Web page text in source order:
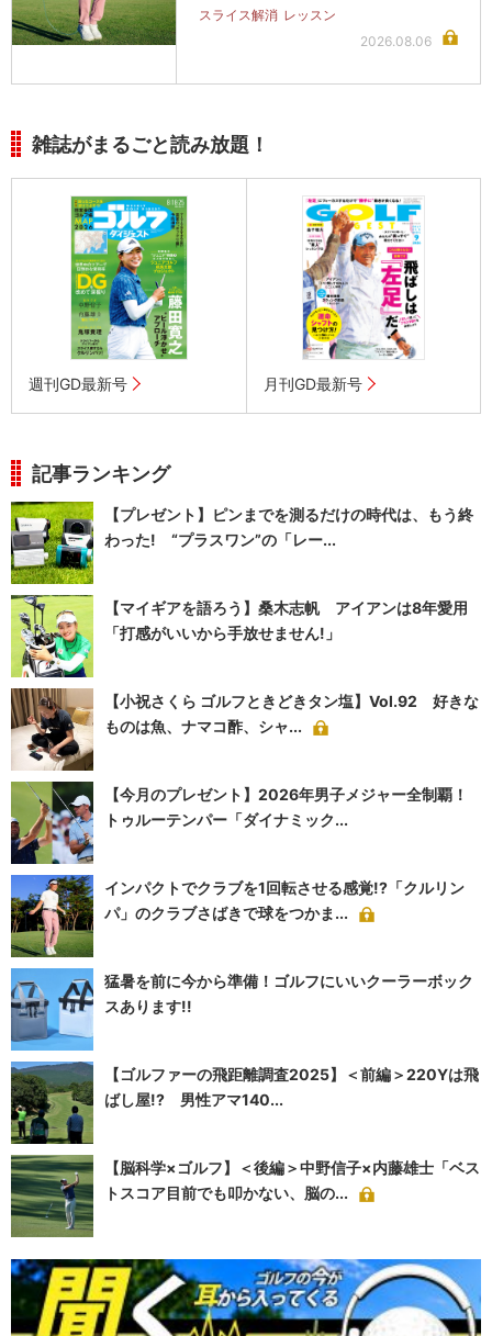
スライス解消 レッスン
2026.08.06
雑誌がまるごと読み放題！
週刊GD最新号 月刊GD最新号
記事ランキング
【プレゼント】ピンまでを測るだけの時代は、もう終
わった! “プラスワン”の「レー...
【マイギアを語ろう】桑木志帆 アイアンは8年愛用
「打感がいいから手放せません!」
【小祝さくら ゴルフときどきタン塩】Vol.92 好きな
ものは魚、ナマコ酢、シャ...
【今月のプレゼント】2026年男子メジャー全制覇！
トゥルーテンパー「ダイナミック...
インパクトでクラブを1回転させる感覚!?「クルリン
パ」のクラブさばきで球をつかま...
猛暑を前に今から準備！ゴルフにいいクーラーボック
スあります!!
【ゴルファーの飛距離調査2025】＜前編＞220Yは飛
ばし屋!? 男性アマ140...
【脳科学×ゴルフ】＜後編＞中野信子×内藤雄士「ベス
トスコア目前でも叩かない、脳の...